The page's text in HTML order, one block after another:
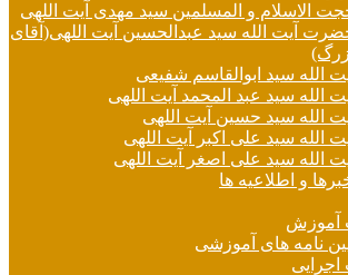
الاسلام و المسلمین سید مهدی آیت اللهی
آیت الله سید عبدالحسین آیت اللهی(آقای
الله سید ابوالقاسم شفیعی
الله سید عبد المحمد آیت اللهی
الله سید حسین آیت اللهی
الله سید علی اکبر آیت اللهی
الله سید علی اصغر آیت اللهی
و اطلاعیه ها
آموزش
نامه های آموزشی
اجرایی